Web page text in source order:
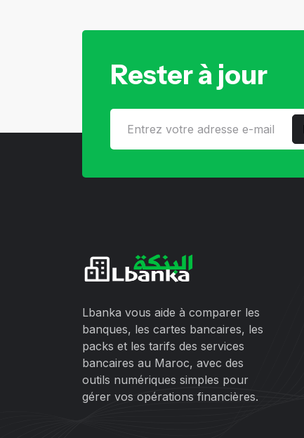
Rester à jour
Lbanka vous aide à comparer les
banques, les cartes bancaires, les
packs et les tarifs des services
bancaires au Maroc, avec des
outils numériques simples pour
gérer vos opérations financières.